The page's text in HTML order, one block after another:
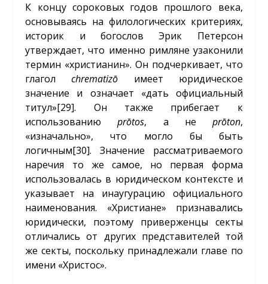
К концу сороковых годов прошлого века,
основываясь на филологических критериях,
историк и богослов Эрик Петерсон
утверждает, что именно римляне узаконили
термин «христианин». Он подчеркивает, что
глаголchrematizō имеет юридическое
значение и означает «дать официальный
титул»[29]. Он также прибегает к
использованиюprōtos, а не prōton,
«изначально», что могло бы быть
логичным[30]. Значение рассматриваемого
наречия то же самое, но первая форма
использовалась в юридическом контексте и
указывает на инаугурацию официального
наименования. «Христиане» признавались
юридически, поэтому приверженцы секты
отличались от других представителей той
же секты, поскольку принадлежали главе по
имени «Христос».